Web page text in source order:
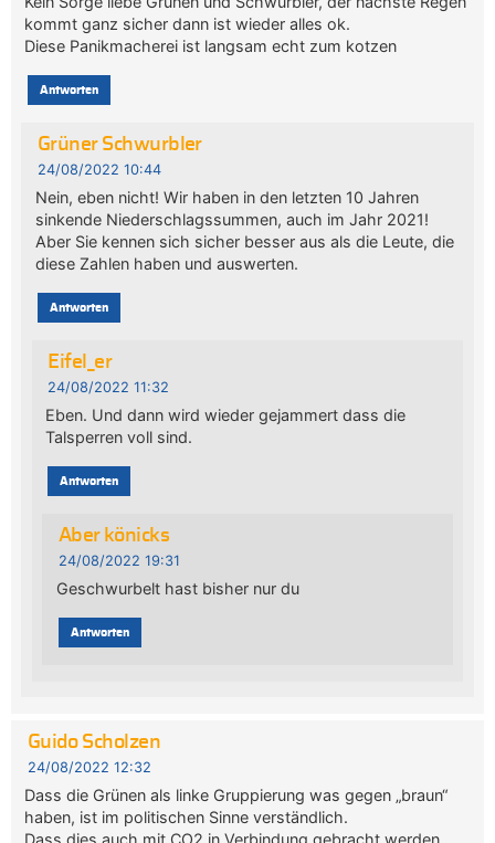
kommt ganz sicher dann ist wieder alles ok.
Diese Panikmacherei ist langsam echt zum kotzen
Antworten
Grüner Schwurbler
24/08/2022 10:44
Nein, eben nicht! Wir haben in den letzten 10 Jahren
sinkende Niederschlagssummen, auch im Jahr 2021!
Aber Sie kennen sich sicher besser aus als die Leute, die
diese Zahlen haben und auswerten.
Antworten
Eifel_er
24/08/2022 11:32
Eben. Und dann wird wieder gejammert dass die
Talsperren voll sind.
Antworten
Aber könicks
24/08/2022 19:31
Geschwurbelt hast bisher nur du
Antworten
Guido Scholzen
24/08/2022 12:32
Dass die Grünen als linke Gruppierung was gegen „braun“
haben, ist im politischen Sinne verständlich.
Dass dies auch mit CO2 in Verbindung gebracht werden